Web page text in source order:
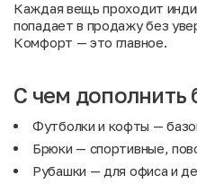
Каждая вещь проходит
попадает в продажу без
Комфорт — это главное.
С чем дополнить
Футболки и кофты —
Брюки — спортивные,
Рубашки — для офиса и